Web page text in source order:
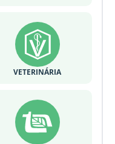
VETERINÁRIA